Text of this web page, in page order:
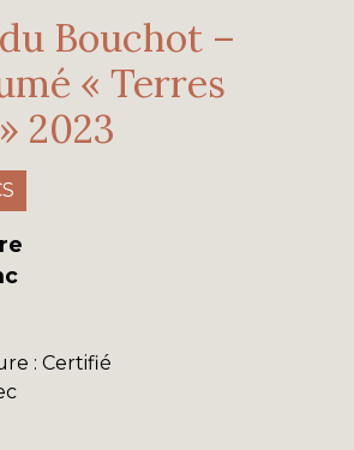
Bouchot –
« Terres
2023
: Certifié